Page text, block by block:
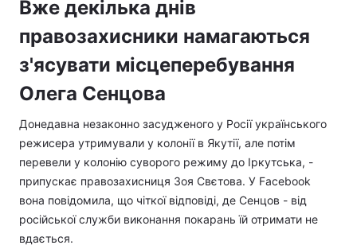
Вже декілька днів
правозахисники намагаються
з'ясувати місцеперебування
Олега Сенцова
Донедавна незаконно засудженого у Росії українського
режисера утримували у колонії в Якутії, але потім
перевели у колонію суворого режиму до Іркутська, -
припускає правозахисниця Зоя Свєтова. У Facebook
вона повідомила, що чіткої відповіді, де Сенцов - від
російської служби виконання покарань їй отримати не
вдається.